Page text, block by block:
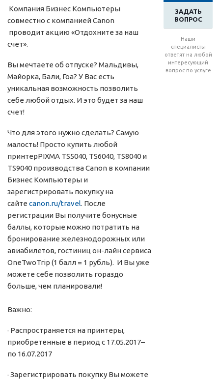
ЗАДАТЬ
ВОПРОС
Наши
специалисты
ответят на любой
интересующий
вопрос по услуге
Компания Бизнес Компьютеры
совместно c компанией Canon
проводит акцию «Отдохните за наш
счет».
Вы мечтаете об отпуске? Мальдивы,
Майорка, Бали, Гоа? У Вас есть
уникальная возможность позволить
себе любой отдых. И это будет за наш
счет!
Что для этого нужно сделать? Самую
малость! Просто купить любой
принтерPIXMA TS5040, TS6040, TS8040 и
TS9040 производства Canon в компании
Бизнес Компьютеры и
зарегистрировать покупку на
сайте canon.ru/travel. После
регистрации Вы получите бонусные
баллы, которые можно потратить на
бронирование железнодорожных или
авиабилетов, гостиниц он-лайн сервиса
OneTwoTrip (1 балл = 1 рубль). И Вы уже
можете себе позволить гораздо
больше, чем планировали!
Важно:
· Распространяется на принтеры,
приобретенные в период с 17.05.2017–
по 16.07.2017
· Зарегистрировать покупку Вы можете